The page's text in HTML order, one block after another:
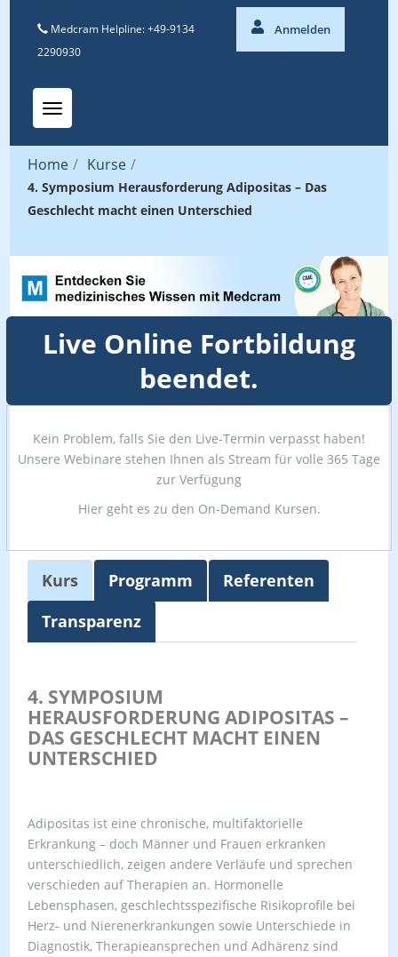
Medcram Helpline: +49-9134
2290930
Anmelden
Toggle navigation
Home / Kurse /
4. Symposium Herausforderung Adipositas – Das
Geschlecht macht einen Unterschied
Live Online Fortbildung
beendet.
Kein Problem, falls Sie den Live-Termin verpasst haben!
Unsere Webinare stehen Ihnen als Stream für volle 365 Tage
zur Verfügung
Hier geht es zu den On-Demand Kursen.
Kurs Programm
Referenten
Transparenz
4. SYMPOSIUM
HERAUSFORDERUNG ADIPOSITAS –
DAS GESCHLECHT MACHT EINEN
UNTERSCHIED
Adipositas ist eine chronische, multifaktorielle
Erkrankung – doch Männer und Frauen erkranken
unterschiedlich, zeigen andere Verläufe und sprechen
verschieden auf Therapien an. Hormonelle
Lebensphasen, geschlechtsspezifische Risikoprofile bei
Herz- und Nierenerkrankungen sowie Unterschiede in
Diagnostik, Therapieansprechen und Adhärenz sind